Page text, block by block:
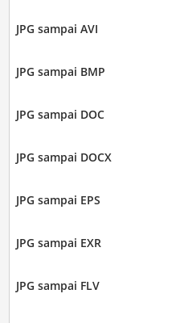
JPG sampai AVI
JPG sampai BMP
JPG sampai DOC
JPG sampai DOCX
JPG sampai EPS
JPG sampai EXR
JPG sampai FLV